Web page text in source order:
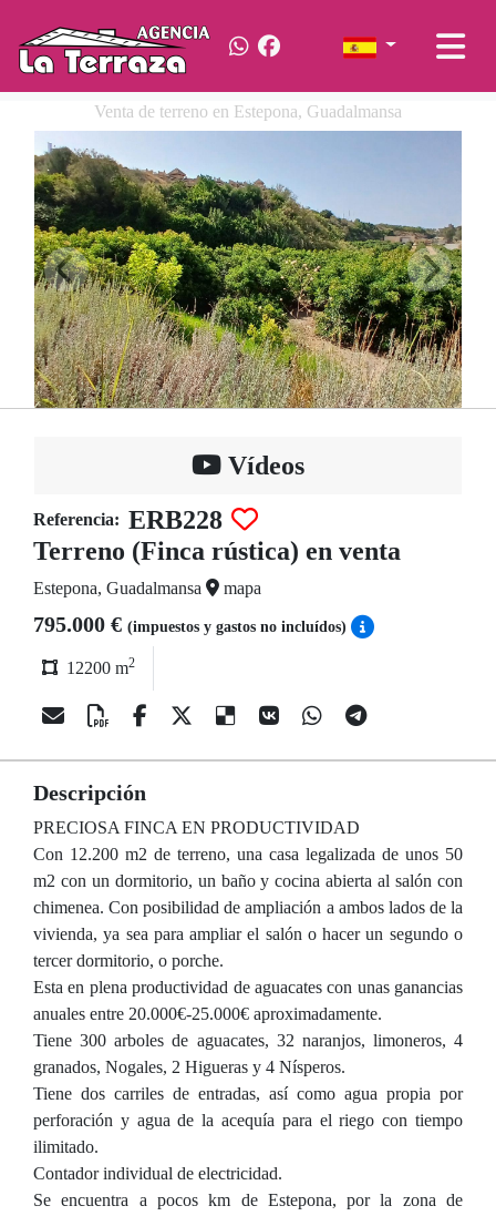
Venta de terreno en Estepona, Guadalmansa
Vídeos
Referencia: ERB228
Terreno (Finca rústica) en venta
Estepona, Guadalmansa mapa
795.000 € (impuestos y gastos no incluídos)
12200 m2
Descripción
PRECIOSA FINCA EN PRODUCTIVIDAD
Con 12.200 m2 de terreno, una casa legalizada de unos 50
m2 con un dormitorio, un baño y cocina abierta al salón con
chimenea. Con posibilidad de ampliación a ambos lados de la
vivienda, ya sea para ampliar el salón o hacer un segundo o
tercer dormitorio, o porche.
Esta en plena productividad de aguacates con unas ganancias
anuales entre 20.000€-25.000€ aproximadamente.
Tiene 300 arboles de aguacates, 32 naranjos, limoneros, 4
granados, Nogales, 2 Higueras y 4 Nísperos.
Tiene dos carriles de entradas, así como agua propia por
perforación y agua de la acequía para el riego con tiempo
ilimitado.
Contador individual de electricidad.
Se encuentra a pocos km de Estepona, por la zona de